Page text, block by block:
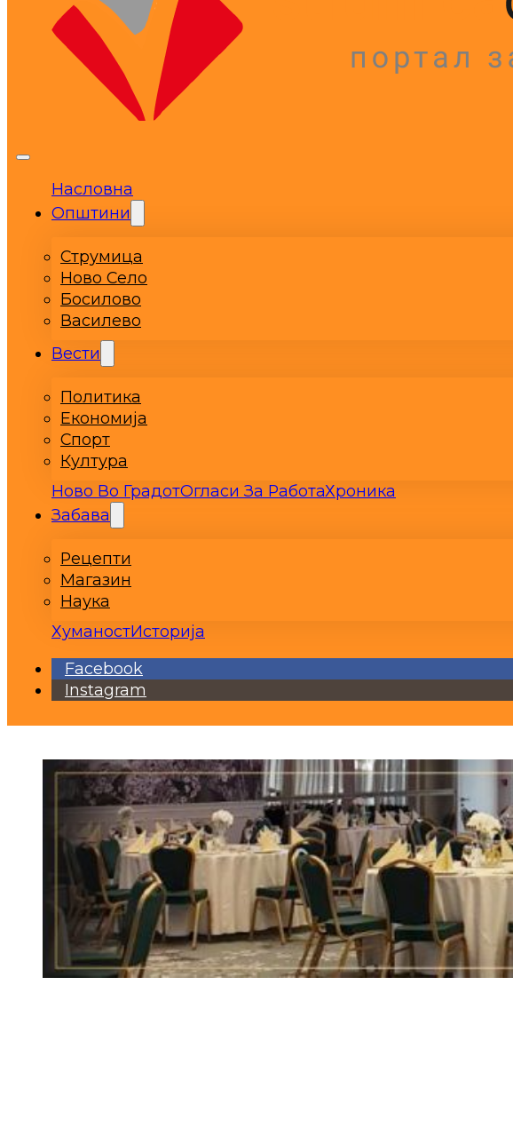
Насловна
Општини
Струмица
Ново Село
Босилово
Василево
Вести
Политика
Економија
Спорт
Култура
Ново Во ГрадотОгласи За РаботаХроника
Забава
Рецепти
Магазин
Наука
ХуманостИсторија
Facebook
Instagram